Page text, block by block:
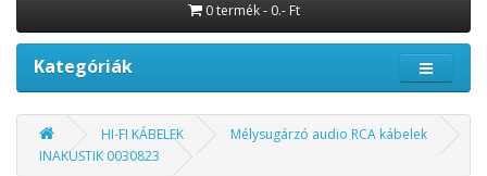
0 termék - 0.- Ft
Kategóriák
HI-FI KÁBELEK
Mélysugárzó audio RCA kábelek
INAKUSTIK 0030823